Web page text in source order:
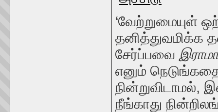
‘வேற்றுமையுள்
தனித்துவமிக்க
சேர்ப்பவை
எனும்
நின்றுவிடாமல்,
நீங்காது